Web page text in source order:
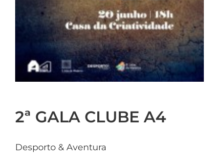
2ª GALA CLUBE A4
Desporto & Aventura